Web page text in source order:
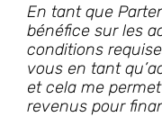
En tant que
bénéfice sur les
conditions
vous en tant
et cela me
revenus pour